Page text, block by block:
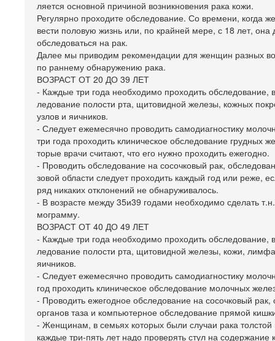
ляется основной причиной возникновения рака кожи.
Регулярно проходите обследование. Со времени, когда
вести половую жизнь или, по крайней мере, с 18 лет, она
обследоваться на рак.
Далее мы приводим рекомендации для женщин разных
по раннему обнаружению рака.
ВОЗРАСТ ОТ 20 ДО 39 ЛЕТ
- Каждые три года необходимо проходить
ледование полости рта, щитовидной железы, кожных
узлов и яичников.
- Следует ежемесячно проводить самодиагностику
три года проходить клиническое обследование грудных
торые врачи считают, что его нужно проходить ежегодно.
- Проводить обследование на сосочковый рак,
зовой области следует проходить каждый год или реже,
ряд никаких отклонений не обнаруживалось.
- В возрасте между 35и39 годами необходимо сделать
мограмму.
ВОЗРАСТ ОТ 40 ДО 49 ЛЕТ
- Каждые три года необходимо проходить
ледование полости рта, щитовидной железы, кожи,
яичников.
- Следует ежемесячно проводить самодиагностику
год проходить клиническое обследование молочных
- Проводить ежегодное обследование на сосочковый рак,
органов таза и компьютерное обследование прямой
- Женщинам, в семьях которых были случаи рака
каждые три-пять лет надо проверять стул на содержание